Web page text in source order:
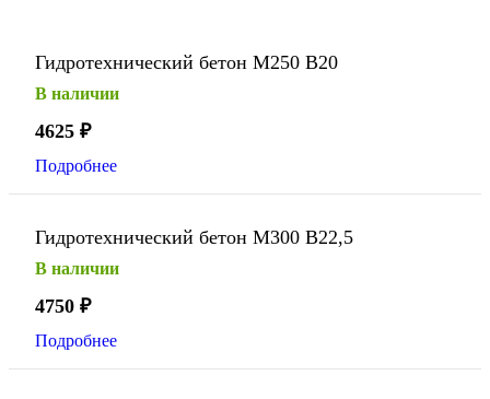
Гидротехнический бетон М250 В20
В наличии
4625 ₽
Подробнее
Гидротехнический бетон М300 В22,5
В наличии
4750 ₽
Подробнее